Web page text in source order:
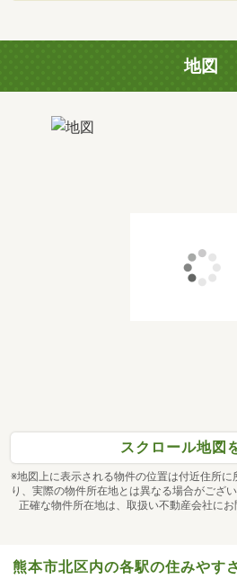
地図
スクロール地図
※地図上に表示される物件の位置は付近住所に
り、実際の物件所在地とは異なる場合がござい
正確な物件所在地は、取扱い不動産会社にお
熊本市北区内の各駅の住みやす